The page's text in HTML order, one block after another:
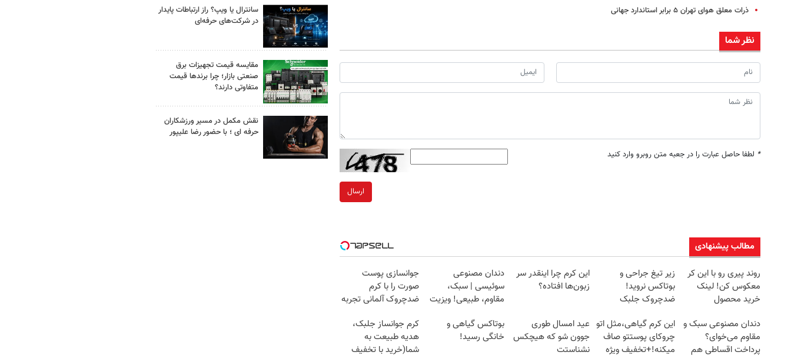
ذرات معلق هوای تهران ۵ برابر استاندارد جهانی
نظر شما
* لطفا حاصل عبارت را در جعبه متن روبرو وارد کنید
ارسال
مطالب پیشنهادی
روند پیری رو با این کر
معکوس کن! لینک
خرید محصول
زیر تیغ جراحی و
بوتاکس نروید!
ضدچروک جلبک
این کرم چرا اینقدر سر
زبون‌ها افتاده؟
دندان مصنوعی
سوئیسی | سبک،
مقاوم، طبیعی! ویزیت
اقساطی😍
جوانسازی پوست
صورت را با کرم
ضدچروک آلمانی تجربه
دندان مصنوعی سبک و
مقاوم می‌خوای؟
پرداخت اقساطی هم
این کرم گیاهی،مثل اتو
چروکای پوستتو صاف
میکنه!+تخفیف ویژه
عید امسال طوری
جوون شو که هیچکس
نشناستت
بوتاکس گیاهی و
خانگی رسید!
کرم جوانساز جلبک،
هدیه طبیعت به
شما(خرید با تخفیف
سانترال یا ویپ؟ راز ارتباطات پایدار
در شرکت‌های حرفه‌ای
مقایسه قیمت تجهیزات برق
صنعتی بازار؛ چرا برندها قیمت
متفاوتی دارند؟
نقش مکمل در مسیر ورزشکاران
حرفه ای ؛ با حضور رضا علیپور